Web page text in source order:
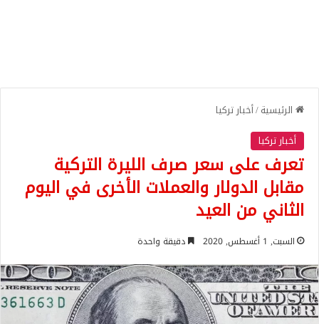
الرئيسية/أخبار تركيا
أخبار تركيا
تعرف على سعر صرف الليرة التركية
مقابل الدولار والعملات الأخرى في اليوم
الثاني من العيد
السبت, 1 أغسطس, 2020 دقيقة واحدة